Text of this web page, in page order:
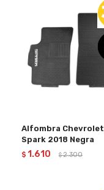
Alfombra Chevrolet
Spark 2018 Negra
$ 1.610 $ 2.300